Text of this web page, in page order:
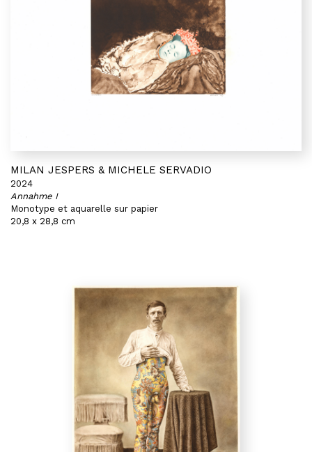
MILAN JESPERS & MICHELE SERVADIO
2024
Annahme I
Monotype et aquarelle sur papier
20,8 x 28,8 cm